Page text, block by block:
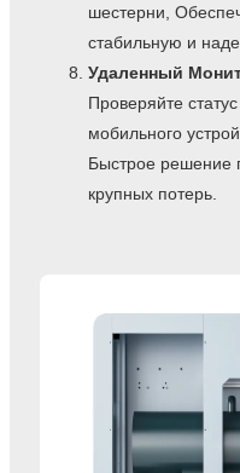
шестерни,
стабильную и
Удаленный
Проверяйте
мобильного
Быстрое решение
крупных потерь.